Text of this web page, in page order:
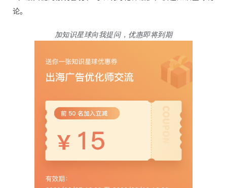
论。
加知识星球向我提问，优惠即将到期